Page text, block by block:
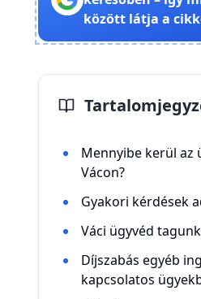
között látja a
Mennyibe kerül az
Vácon?
Gyakori kérdések
Váci ügyvéd tagunk
Díjszabás egyéb
kapcsolatos